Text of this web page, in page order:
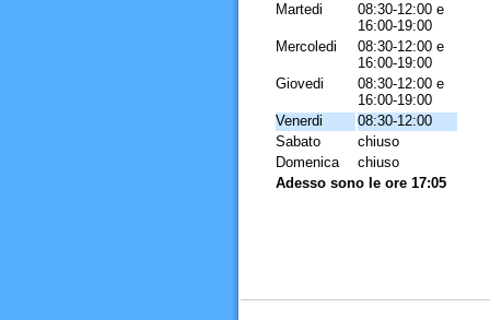
Martedi
08:30-12:00 e
16:00-19:00
Mercoledi
08:30-12:00 e
16:00-19:00
Giovedi
08:30-12:00 e
16:00-19:00
Venerdi
08:30-12:00
Sabato
chiuso
Domenica
chiuso
Adesso sono le ore 17:05